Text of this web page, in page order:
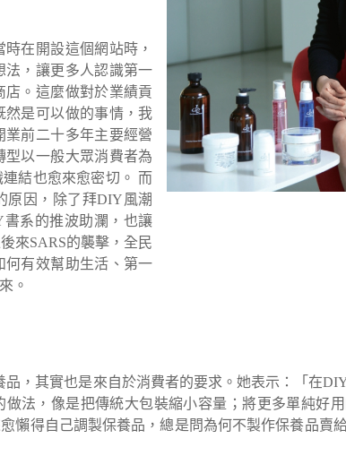
在開設這個網站時，
法，讓更多人認識第一
。這麼做對於業績貢
然是可以做的事情，我
前二十多年主要經營
以一般大眾消費者為
結也愈來愈密切。 而
原因，除了拜DIY風潮
系的推波助瀾，也讓
來SARS的襲擊，全民
有效幫助生活、第一
。
，其實也是來自於消費者的要求。她表示：「在
法，像是把傳統大包裝縮小容量；將更多單純好
懶得自己調製保養品，總是問為何不製作保養品賣